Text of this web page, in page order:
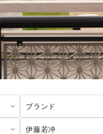
ブランド
伊藤若冲